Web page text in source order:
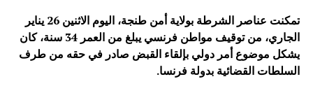
تمكنت عناصر الشرطة بولاية أمن طنجة، اليوم الاثنين 26 يناير
الجاري، من توقيف مواطن فرنسي يبلغ من العمر 34 سنة، كان
يشكل موضوع أمر دولي بإلقاء القبض صادر في حقه من طرف
السلطات القضائية بدولة فرنسا.